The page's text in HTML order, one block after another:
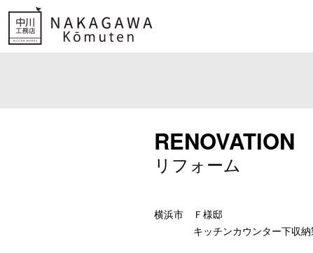
RENOVATION
リフォーム
横浜市 Ｆ様邸
キッチンカウンター下収納